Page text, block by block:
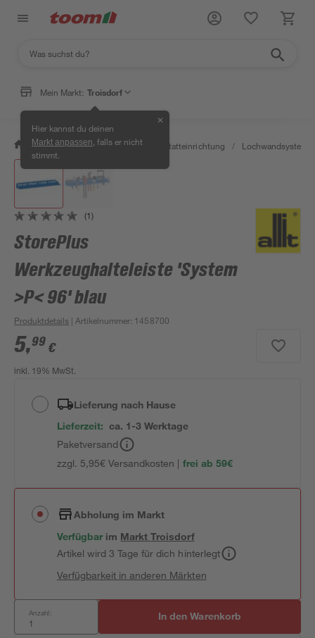
Mein Markt: Troisdorf
Hier kannst du deinen
Markt anpassen , falls er nicht
stimmt.
✕
/ Werkstatt & Maschinen / Werkstatteinrichtung / Lochwandsysteme
(1)
StorePlus
Werkzeughalteleiste 'System
>P< 96' blau
Produktdetails | Artikelnummer: 1458700
5,99 €
inkl. 19% MwSt.
Lieferung nach Hause
Lieferzeit: ca. 1-3 Werktage
Paketversand
zzgl. 5,95€ Versandkosten | frei ab 59€
Abholung im Markt
Verfügbar im MarktTroisdorf
Artikel wird 3 Tage für dich hinterlegt
Verfügbarkeit in anderen Märkten
Anzahl: In den Warenkorb